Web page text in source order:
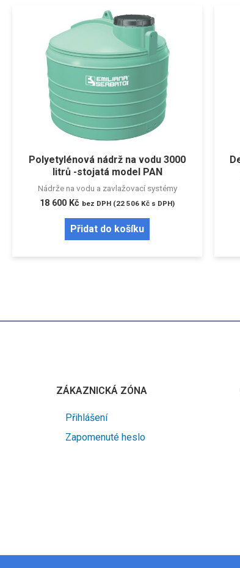
Polyetylénová nádrž na vodu 3000
litrů -stojatá model PAN
Nádrže na vodu a zavlažovací systémy
18 600 Kč bez DPH (22 506 Kč s DPH)
Přidat do košíku
ZÁKAZNICKÁ ZÓNA
Přihlášení
Zapomenuté heslo